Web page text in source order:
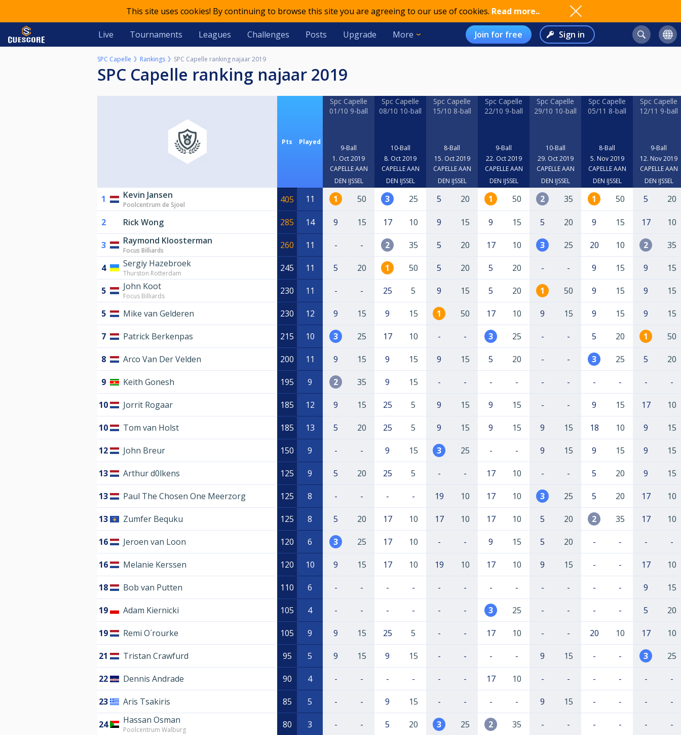
This site uses cookies! By continuing to browse this site you are agreeing to our use of cookies. Read more..
Live Tournaments Leagues Challenges Posts Upgrade More Join for free Sign in
SPC Capelle Rankings SPC Capelle ranking najaar 2019
SPC Capelle ranking najaar 2019
Pts Played
Spc Capelle
01/10 9-ball
9-Ball
1. Oct 2019
CAPELLE AAN
DEN IJSSEL
Spc Capelle
08/10 10-ball
10-Ball
8. Oct 2019
CAPELLE AAN
DEN IJSSEL
Spc Capelle
15/10 8-ball
8-Ball
15. Oct 2019
CAPELLE AAN
DEN IJSSEL
Spc Capelle
22/10 9-ball
9-Ball
22. Oct 2019
CAPELLE AAN
DEN IJSSEL
Spc Capelle
29/10 10-ball
10-Ball
29. Oct 2019
CAPELLE AAN
DEN IJSSEL
Spc Capelle
05/11 8-ball
8-Ball
5. Nov 2019
CAPELLE AAN
DEN IJSSEL
Spc Capelle
12/11 9-ball
9-Ball
12. Nov 2019
CAPELLE AAN
DEN IJSSEL
1 Kevin Jansen
Poolcentrum de Sjoel 405 11 1 50 3 25 5 20 1 50 2 35 1 50 5 20
2 Rick Wong 285 14 9 15 17 10 9 15 9 15 5 20 9 15 17 10
3 Raymond Kloosterman
Focus Billiards 260 11 - - 2 35 5 20 17 10 3 25 20 10 2 35
4 Sergiy Hazebroek
Thurston Rotterdam 245 11 5 20 1 50 5 20 5 20 - - 9 15 9 15
5 John Koot
Focus Billiards 230 11 - - 25 5 9 15 5 20 1 50 9 15 9 15
5 Mike van Gelderen 230 12 9 15 9 15 1 50 17 10 9 15 9 15 9 15
7 Patrick Berkenpas 215 10 3 25 17 10 - - 3 25 - - 5 20 1 50
8 Arco Van Der Velden 200 11 9 15 9 15 9 15 5 20 - - 3 25 5 20
9 Keith Gonesh 195 9 2 35 9 15 - - - - - - - - - -
10 Jorrit Rogaar 185 12 9 15 25 5 9 15 9 15 - - 9 15 17 10
10 Tom van Holst 185 13 5 20 25 5 9 15 9 15 9 15 18 10 9 15
12 John Breur 150 9 - - 9 15 3 25 - - 9 15 9 15 9 15
13 Arthur d0lkens 125 9 5 20 25 5 - - 17 10 - - 5 20 9 15
13 Paul The Chosen One Meerzorg 125 8 - - - - 19 10 17 10 3 25 5 20 17 10
13 Zumfer Bequku 125 8 5 20 17 10 17 10 17 10 5 20 2 35 17 10
16 Jeroen van Loon 120 6 3 25 17 10 - - 9 15 5 20 - - - -
16 Melanie Kerssen 120 10 9 15 17 10 19 10 17 10 9 15 - - 17 10
18 Bob van Putten 110 6 - - - - - - - - - - - - 9 15
19 Adam Kiernicki 105 4 - - - - - - 3 25 - - - - 5 20
19 Remi O´rourke 105 9 9 15 25 5 - - 17 10 - - 20 10 17 10
21 Tristan Crawfurd 95 5 9 15 9 15 - - - - 9 15 - - 3 25
22 Dennis Andrade 90 4 - - - - - - 17 10 - - - - - -
23 Aris Tsakiris 85 5 - - 9 15 - - - - 9 15 - - - -
24 Hassan Osman
Poolcentrum Walburg 80 3 - - 5 20 3 25 2 35 - - - - - -